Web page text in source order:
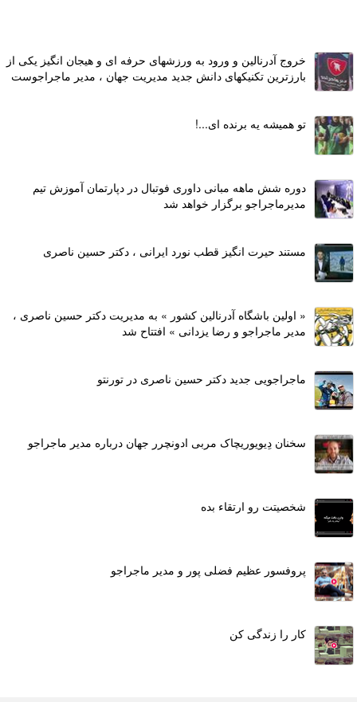
خروج آدرنالین و ورود به ورزشهای حرفه ای و هیجان انگیز یکی از
بارزترین تکنیکهای دانش جدید مدیریت جهان ، مدیر ماجراجوست
تو همیشه یه برنده ای...!
دوره شش ماهه مبانی داوری فوتبال در دپارتمان آموزش تیم
مدیرماجراجو برگزار خواهد شد
مستند حیرت انگیز قطب نورد ایرانی ، دکتر حسین ناصری
« اولین باشگاه آدرنالین کشور » به مدیریت دکتر حسین ناصری ،
مدیر ماجراجو و رضا یزدانی » افتتاح شد
ماجراجویی جدید دکتر حسین ناصری در تورنتو
سخنان دِیویوریچاک مربی ادونچرر جهان درباره مدیر ماجراجو
شخصیتت رو ارتقاء بده
پروفسور عظیم فضلى پور و مدیر ماجراجو
كار را زندگى كن